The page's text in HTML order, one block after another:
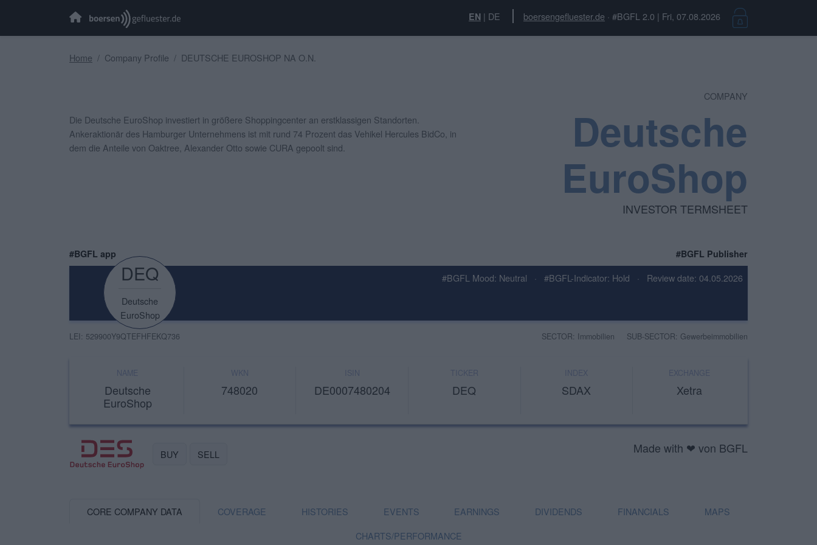
EN | DE boersengefluester.de · #BGFL 2.0 | Fri, 07.08.2026
Home Company Profile DEUTSCHE EUROSHOP NA O.N.
Die Deutsche EuroShop investiert in größere Shoppingcenter an erstklassigen Standorten.
Ankeraktionär des Hamburger Unternehmens ist mit rund 74 Prozent das Vehikel Hercules BidCo, in
dem die Anteile von Oaktree, Alexander Otto sowie CURA gepoolt sind.
COMPANY
Deutsche
EuroShop
INVESTOR TERMSHEET
#BGFL app #BGFL Publisher
DEQ
Deutsche
EuroShop
#BGFL Mood: Neutral · #BGFL-Indicator: Hold · Review date: 04.05.2026
LEI: 529900Y9QTEFHFEKQ736 SECTOR: Immobilien SUB-SECTOR: Gewerbeimmobilien
NAME
Deutsche
EuroShop
WKN
748020
ISIN
DE0007480204
TICKER
DEQ
INDEX
SDAX
EXCHANGE
Xetra
BUY SELL Made with ❤ von BGFL
CORE COMPANY DATA COVERAGE HISTORIES EVENTS EARNINGS DIVIDENDS FINANCIALS
MAPS
CHARTS/PERFORMANCE